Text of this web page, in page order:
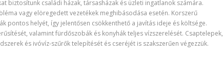
biztosítunk családi házak, társasházak és üzleti ingatlanok számára.
vagy elöregedett vezetékek meghibásodása esetén. Korszerű
pontos helyét, így jelentősen csökkenthető a javítás ideje és költsége.
valamint fürdőszobák és konyhák teljes vízszerelését. Csaptelepek,
és ivóvíz-szűrők telepítését és cseréjét is szakszerűen végezzük.